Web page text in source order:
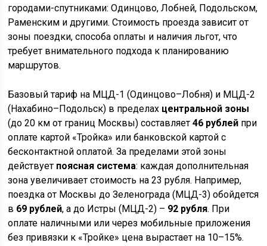
городами-спутниками: Одинцово, Лобней, Подольском,
Раменским и другими. Стоимость проезда зависит от
зоны поездки, способа оплаты и наличия льгот, что
требует внимательного подхода к планированию
маршрутов.
Базовый тариф на МЦД-1 (Одинцово–Лобня) и МЦД-2
(Нахабино–Подольск) в пределах центральной зоны
(до 20 км от границ Москвы) составляет46 рублей при
оплате картой «Тройка» или банковской картой с
бесконтактной оплатой. За пределами этой зоны
действует поясная система: каждая дополнительная
зона увеличивает стоимость на 23 рубля. Например,
поездка от Москвы до Зеленограда (МЦД-3) обойдется
в 69 рублей, а до Истры (МЦД-2) – 92 рубля. При
оплате наличными или через мобильные приложения
без привязки к «Тройке» цена вырастает на 10–15%.